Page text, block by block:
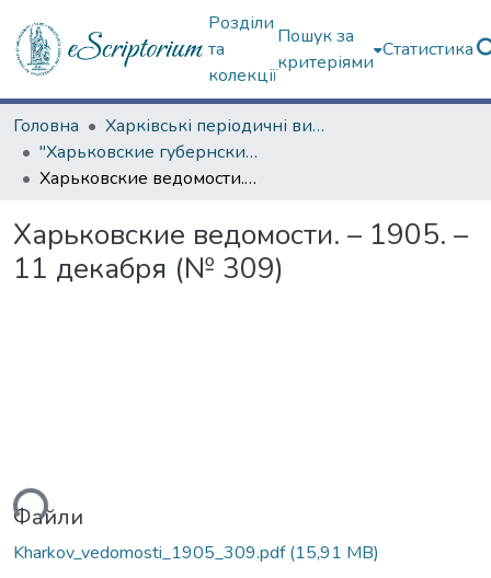
Розділи
та
колекції
Пошук за
критеріями
Статистика
Головна
Харківські періодичні видання
"Харьковские губернские ведомости" (1838–1915 гг.)
Харьковские ведомости. – 1905. – 11 декабря (№ 309)
Харьковские ведомости. – 1905. –
11 декабря (№ 309)
Файли
Kharkov_vedomosti_1905_309.pdf(15,91 MB)